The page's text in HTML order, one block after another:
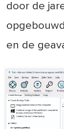
door de
en de